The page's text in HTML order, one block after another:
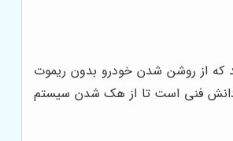
که از روشن شدن خودرو بدون ریموت
دانش فنی است تا از هک شدن سیستم